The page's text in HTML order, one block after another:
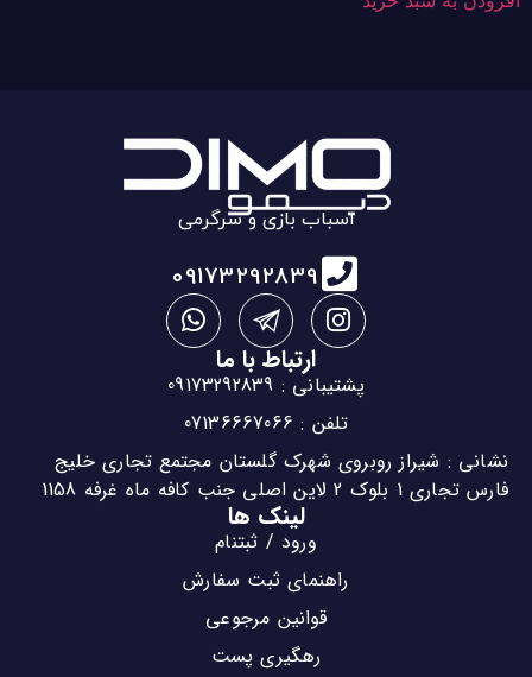
اسباب بازی و سرگرمی
09173292839
ارتباط با ما
پشتیبانی : 09173292839
تلفن : 07136667066
نشانی : شیراز روبروی شهرک گلستان مجتمع تجاری خلیج
فارس تجاری 1 بلوک 2 لاین اصلی جنب کافه ماه غرفه 1158
لینک ها
ورود / ثبتنام
راهنمای ثبت سفارش
قوانین مرجوعی
رهگیری پست